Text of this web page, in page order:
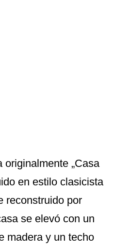
„Casa
en estilo clasicista
reconstruido por
se elevó con un
madera y un techo